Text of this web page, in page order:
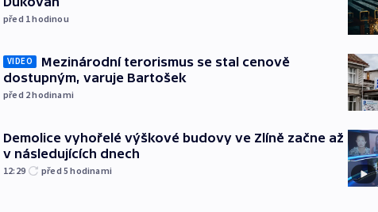
před 1hodinou
VIDEO
Mezinárodní terorismus se stal cenově
dostupným, varuje Bartošek
před 2hodinami
Demolice vyhořelé výškové budovy ve Zlíně začne až
v následujících dnech
12:29 před 5hodinami